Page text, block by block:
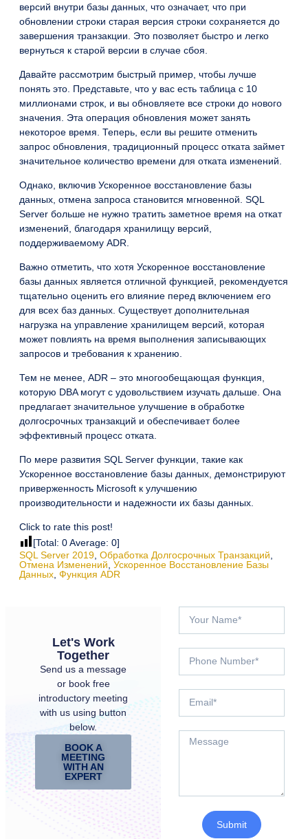
версий внутри базы данных, что означает, что при
обновлении строки старая версия строки сохраняется до
завершения транзакции. Это позволяет быстро и легко
вернуться к старой версии в случае сбоя.
Давайте рассмотрим быстрый пример, чтобы лучше
понять это. Представьте, что у вас есть таблица с 10
миллионами строк, и вы обновляете все строки до нового
значения. Эта операция обновления может занять
некоторое время. Теперь, если вы решите отменить
запрос обновления, традиционный процесс отката займет
значительное количество времени для отката изменений.
Однако, включив Ускоренное восстановление базы
данных, отмена запроса становится мгновенной. SQL
Server больше не нужно тратить заметное время на откат
изменений, благодаря хранилищу версий,
поддерживаемому ADR.
Важно отметить, что хотя Ускоренное восстановление
базы данных является отличной функцией, рекомендуется
тщательно оценить его влияние перед включением его
для всех баз данных. Существует дополнительная
нагрузка на управление хранилищем версий, которая
может повлиять на время выполнения записывающих
запросов и требования к хранению.
Тем не менее, ADR – это многообещающая функция,
которую DBA могут с удовольствием изучать дальше. Она
предлагает значительное улучшение в обработке
долгосрочных транзакций и обеспечивает более
эффективный процесс отката.
По мере развития SQL Server функции, такие как
Ускоренное восстановление базы данных, демонстрируют
приверженность Microsoft к улучшению
производительности и надежности их базы данных.
Click to rate this post!
[Total: 0Average: 0]
SQL Server 2019 Обработка Долгосрочных Транзакций
Отмена Изменений Ускоренное Восстановление Базы
Данных Функция ADR
Let's Work
Together
Send us a message
or book free
introductory meeting
with us using button
below.
BOOK A
MEETING
WITH AN
EXPERT
Submit